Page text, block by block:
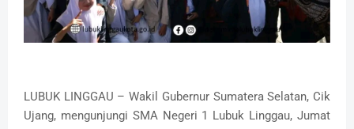
LUBUK LINGGAU – Wakil Gubernur Sumatera Selatan, Cik
Ujang, mengunjungi SMA Negeri 1 Lubuk Linggau, Jumat